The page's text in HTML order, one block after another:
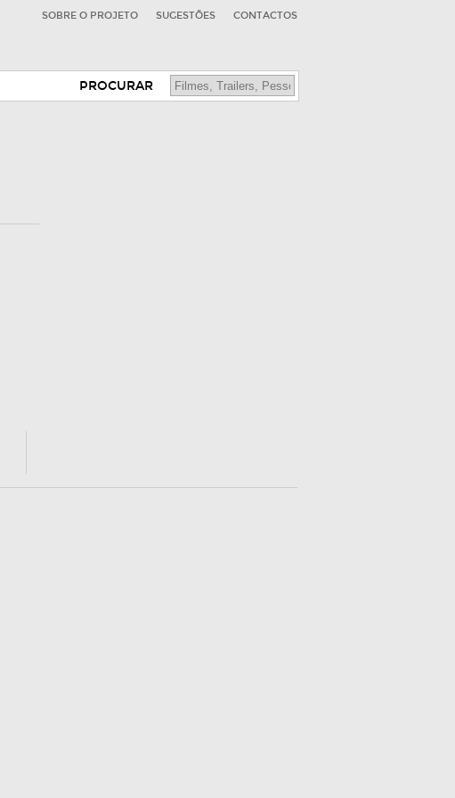
SOBRE O PROJETO SUGESTÕES CONTACTOS
PROCURAR